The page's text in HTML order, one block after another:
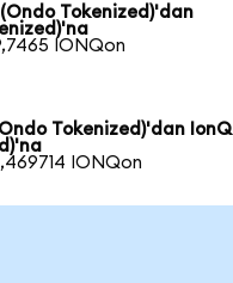
Tokenized)'dan
IONQon
Tokenized)'dan IonQ
IONQon